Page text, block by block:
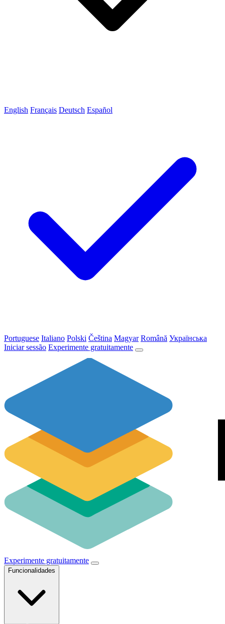
English Français Deutsch Español
Portuguese Italiano Polski Čeština Magyar Română Українська
Iniciar sessão Experimente gratuitamente
Experimente gratuitamente
Funcionalidades